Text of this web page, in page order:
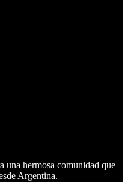
una hermosa comunidad que
Argentina.